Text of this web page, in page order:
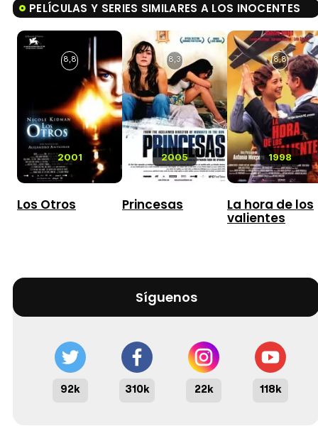
PELÍCULAS Y SERIES SIMILARES A LOS INOCENTES
2001
8,8
Los Otros
2005
8,3
Princesas
1998
8,8
La hora de los
valientes
Síguenos
92k 310k 22k 118k